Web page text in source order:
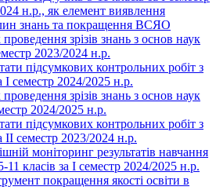
н.р., як елемент виявлення
знань та покращення ВСЯО
проведення зрізів знань з основ наук
2023/2024 н.р.
підсумкових контрольних робіт з
І семестр 2024/2025 н.р.
проведення зрізів знань з основ наук
2024/2025 н.р.
підсумкових контрольних робіт з
ІІ семестр 2023/2024 н.р.
моніторинг результатів навчання
11 класів за І семестр 2024/2025 н.р.
покращення якості освіти в